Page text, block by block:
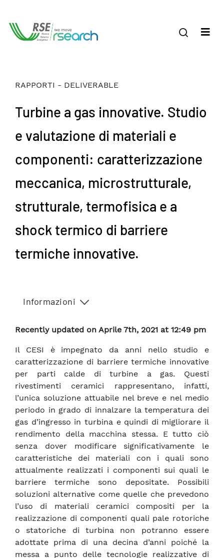
RAPPORTI - DELIVERABLE
Turbine a gas innovative. Studio
e valutazione di materiali e
componenti: caratterizzazione
meccanica, microstrutturale,
strutturale, termofisica e a
shock termico di barriere
termiche innovative.
Informazioni
Recently updated on Aprile 7th, 2021 at 12:49 pm
Il CESI è impegnato da anni nello studio e
caratterizzazione di barriere termiche innovative
per parti calde di turbine a gas. Questi
rivestimenti ceramici rappresentano, infatti,
l’unica soluzione attuabile nel breve e nel medio
periodo in grado di innalzare la temperatura dei
gas d’ingresso in turbina e quindi di migliorare il
rendimento della macchina stessa. E tutto ciò
senza dover modificare significativamente le
caratteristiche dei materiali con i quali sono
attualmente realizzati i componenti sui quali le
barriere termiche sono depositate. Possibili
soluzioni alternative come quelle che prevedono
l’uso di materiali ceramici compositi per la
realizzazione di componenti quali pale rotoriche
o statoriche di turbina non potranno essere
adottate prima di una decina d’anni poiché la
messa a punto delle tecnologie realizzative di